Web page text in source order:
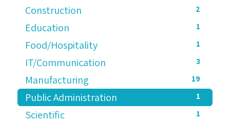
2
Construction
1
Education
1
Food/Hospitality
3
IT/Communication
19
Manufacturing
1
Public Administration
1
Scientific